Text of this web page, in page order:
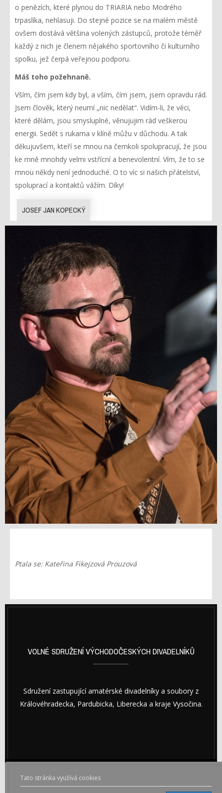
o penězích, které plynou do TRIARIA nebo Modrého
trpaslíka, nehlasuji. Do stejné pozice se na malém městě
ovšem dostává většina volených zástupců, protože téměř
každý z nich je členem nějakého sportovního či kulturního
spolku, jež čerpá veřejnou podporu.
Máš toho požehnaně.
Vším, čím jsem kdy byl, a vším, čím jsem, jsem opravdu rád.
Jsem člověk, který neumí „nic nedělat“. Vidím-li, že věci,
které dělám, jsou smysluplné, věnujujim rád veškerou
energii. Sedět s rukama v klíně můžu v důchodu. A tak
děkujuvšem, kteří se mnou na čemkoli spolupracují, že jsou
ke mně mnohdy velmi vstřícní a benevolentní. Vím, že to se
mnou někdy není jednoduché. O to víc si našich přátelství,
spoluprací a kontaktů vážím. Díky!
JOSEF JAN KOPECKÝ
Ptala se: Kateřina Fikejzová Prouzová
Tato stránka využívá cookies
VOLNÉ SDRUŽENÍ VÝCHODOČESKÝCH DIVADELNÍKŮ
Sdružení zastupující amatérské divadelníky a soubory z
Královéhradecka, Pardubicka, Liberecka a kraje Vysočina.